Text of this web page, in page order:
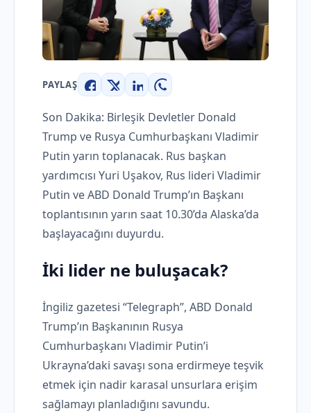
PAYLAŞ
Facebook
X LinkedInWhatsApp
Son Dakika: Birleşik Devletler Donald
Trump ve Rusya Cumhurbaşkanı Vladimir
Putin yarın toplanacak. Rus başkan
yardımcısı Yuri Uşakov, Rus lideri Vladimir
Putin ve ABD Donald Trump’ın Başkanı
toplantısının yarın saat 10.30’da Alaska’da
başlayacağını duyurdu.
İki lider ne buluşacak?
İngiliz gazetesi “Telegraph”, ABD Donald
Trump’ın Başkanının Rusya
Cumhurbaşkanı Vladimir Putin’i
Ukrayna’daki savaşı sona erdirmeye teşvik
etmek için nadir karasal unsurlara erişim
sağlamayı planladığını savundu.